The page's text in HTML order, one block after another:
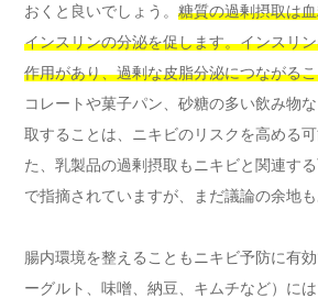
おくと良いでしょう。 糖質の過剰摂取は
インスリンの分泌を促します。インスリ
作用があり、過剰な皮脂分泌につながる
コレートや菓子パン、砂糖の多い飲み物
取することは、ニキビのリスクを高める
た、乳製品の過剰摂取もニキビと関連す
で指摘されていますが、まだ議論の余地も
腸内環境を整えることもニキビ予防に有
ーグルト、味噌、納豆、キムチなど）に